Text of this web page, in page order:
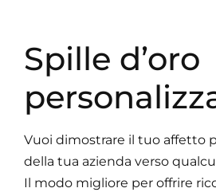
Spille d’oro
Vuoi dimostrare il tuo affetto
della tua azienda verso
Il modo migliore per offrire